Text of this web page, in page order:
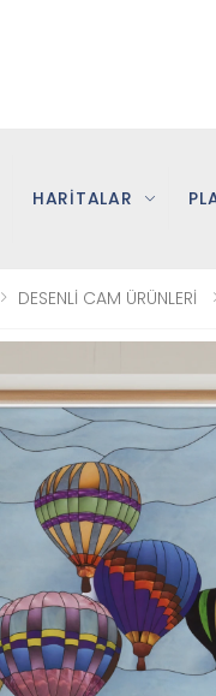
HARİTALAR
DESENLİ CAM ÜRÜNLERİ